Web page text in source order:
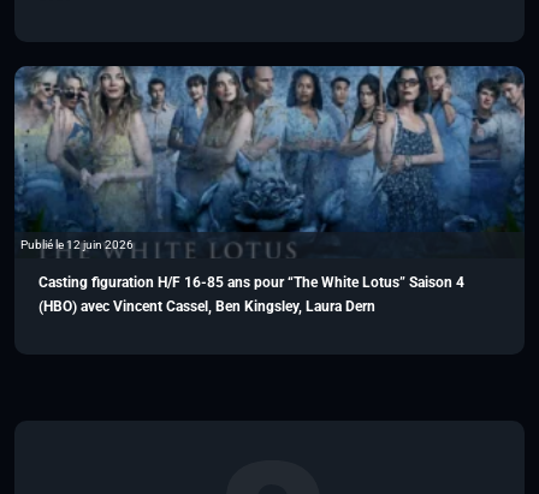
Publié le 12 juin 2026
Casting figuration H/F 16-85 ans pour “The White Lotus” Saison 4
(HBO) avec Vincent Cassel, Ben Kingsley, Laura Dern